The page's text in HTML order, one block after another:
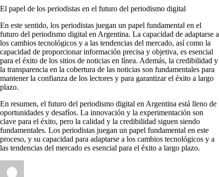
El papel de los periodistas en el futuro del periodismo digital
En este sentido, los periodistas juegan un papel fundamental en el
futuro del periodismo digital en Argentina. La capacidad de adaptarse a
los cambios tecnológicos y a las tendencias del mercado, así como la
capacidad de proporcionar información precisa y objetiva, es esencial
para el éxito de los sitios de noticias en línea. Además, la credibilidad y
la transparencia en la cobertura de las noticias son fundamentales para
mantener la confianza de los lectores y para garantizar el éxito a largo
plazo.
En resumen, el futuro del periodismo digital en Argentina está lleno de
oportunidades y desafíos. La innovación y la experimentación son
clave para el éxito, pero la calidad y la credibilidad siguen siendo
fundamentales. Los periodistas juegan un papel fundamental en este
proceso, y su capacidad para adaptarse a los cambios tecnológicos y a
las tendencias del mercado es esencial para el éxito a largo plazo.